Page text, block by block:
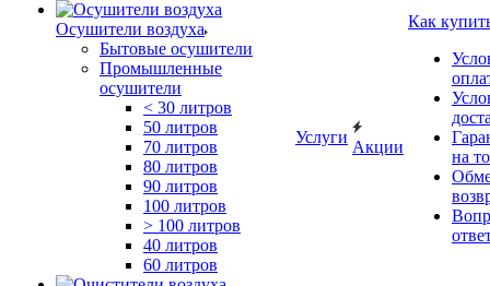
Осушители воздуха
Бытовые осушители
Промышленные
осушители
< 30 литров
50 литров
70 литров
80 литров
90 литров
100 литров
> 100 литров
40 литров
60 литров
Услуги
Акции
Как
на